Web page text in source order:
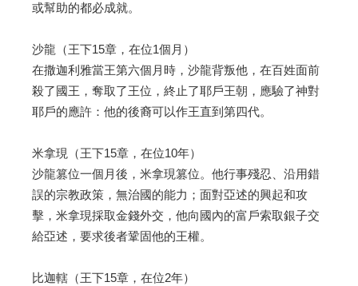
或幫助的都必成就。
沙龍（王下15章，在位1個月）
在撒迦利雅當王第六個月時，沙龍背叛他，在百姓面前
殺了國王，奪取了王位，終止了耶戶王朝，應驗了神對
耶戶的應許：他的後裔可以作王直到第四代。
米拿現（王下15章，在位10年）
沙龍篡位一個月後，米拿現篡位。他行事殘忍、沿用錯
誤的宗教政策，無治國的能力；面對亞述的興起和攻
擊，米拿現採取金錢外交，他向國內的富戶索取銀子交
給亞述，要求後者鞏固他的王權。
比迦轄（王下15章，在位2年）